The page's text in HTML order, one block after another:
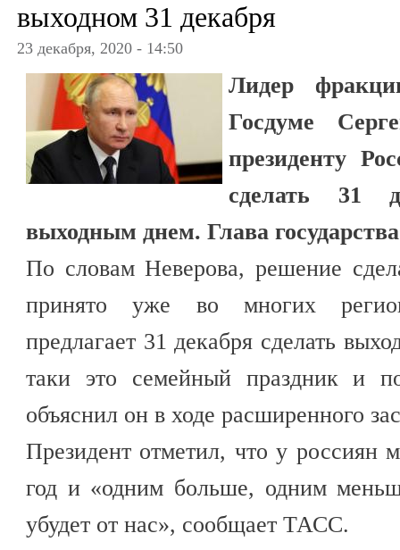
выходном 31 декабря
23 декабря, 2020 - 14:50
Лидер
Госдуме
президенту
сделать 31
выходным днем. Глава
По словам Неверова, решение
принято уже во многих
предлагает 31 декабря сделать
таки это семейный праздник и
объяснил он в ходе расширенного
Президент отметил, что у россиян
год и «одним больше, одним
убудет от нас», сообщает ТАСС.